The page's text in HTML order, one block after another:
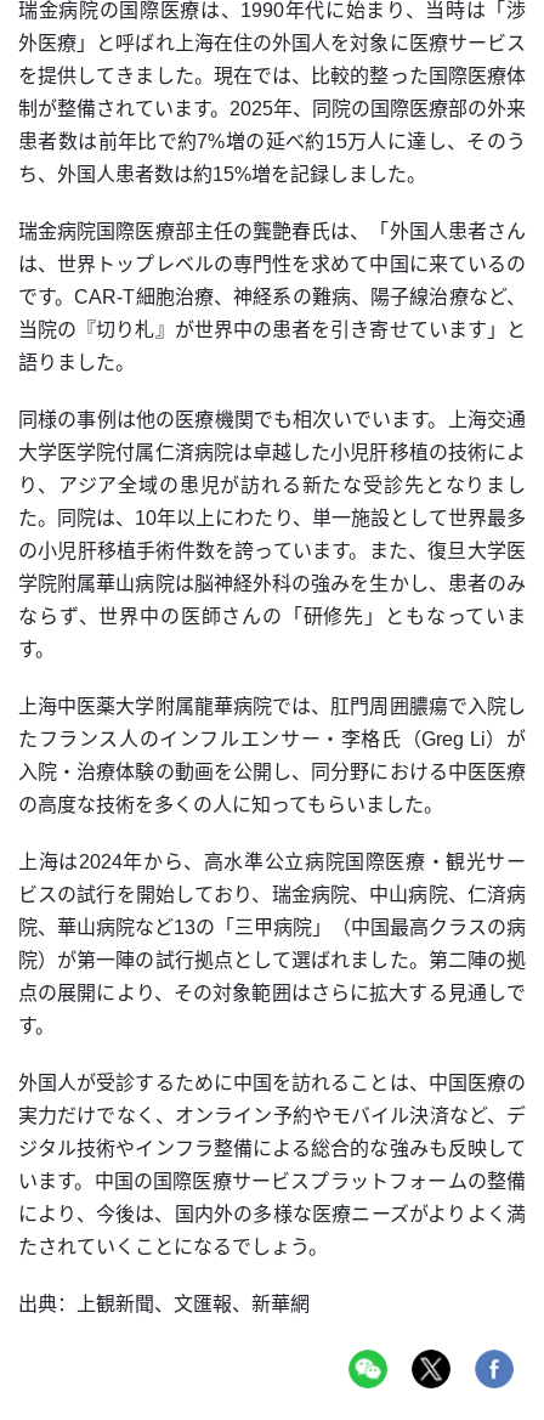
瑞金病院の国際医療は、1990年代に始まり、当時は「渉
外医療」と呼ばれ上海在住の外国人を対象に医療サービス
を提供してきました。現在では、比較的整った国際医療体
制が整備されています。2025年、同院の国際医療部の外来
患者数は前年比で約7%増の延べ約15万人に達し、そのう
ち、外国人患者数は約15%増を記録しました。
瑞金病院国際医療部主任の龔艶春氏は、「外国人患者さん
は、世界トップレベルの専門性を求めて中国に来ているの
です。CAR-T細胞治療、神経系の難病、陽子線治療など、
当院の『切り札』が世界中の患者を引き寄せています」と
語りました。
同様の事例は他の医療機関でも相次いでいます。上海交通
大学医学院付属仁済病院は卓越した小児肝移植の技術によ
り、アジア全域の患児が訪れる新たな受診先となりまし
た。同院は、10年以上にわたり、単一施設として世界最多
の小児肝移植手術件数を誇っています。また、復旦大学医
学院附属華山病院は脳神経外科の強みを生かし、患者のみ
ならず、世界中の医師さんの「研修先」ともなっていま
す。
上海中医薬大学附属龍華病院では、肛門周囲膿瘍で入院し
たフランス人のインフルエンサー・李格氏（Greg Li）が
入院・治療体験の動画を公開し、同分野における中医医療
の高度な技術を多くの人に知ってもらいました。
上海は2024年から、高水準公立病院国際医療・観光サー
ビスの試行を開始しており、瑞金病院、中山病院、仁済病
院、華山病院など13の「三甲病院」（中国最高クラスの病
院）が第一陣の試行拠点として選ばれました。第二陣の拠
点の展開により、その対象範囲はさらに拡大する見通しで
す。
外国人が受診するために中国を訪れることは、中国医療の
実力だけでなく、オンライン予約やモバイル決済など、デ
ジタル技術やインフラ整備による総合的な強みも反映して
います。中国の国際医療サービスプラットフォームの整備
により、今後は、国内外の多様な医療ニーズがよりよく満
たされていくことになるでしょう。
出典：上観新聞、文匯報、新華網